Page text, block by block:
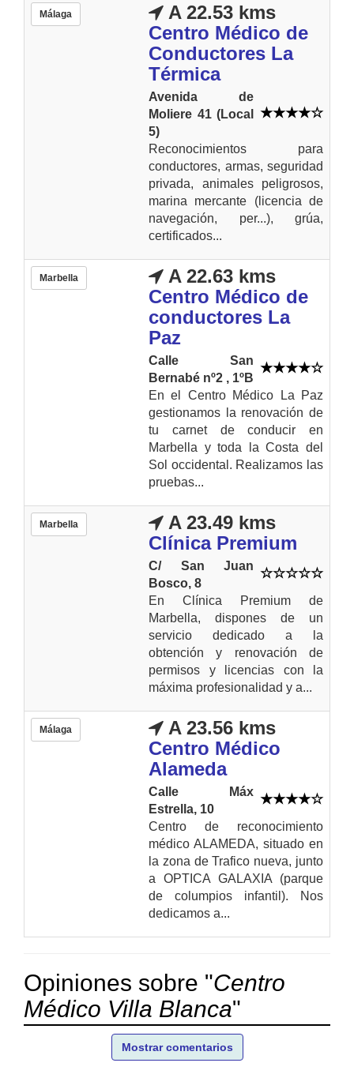
Málaga
A 22.53 kms
Centro Médico de
Conductores La
Térmica
Avenida de
Moliere 41 (Local
5)
Reconocimientos para
conductores, armas, seguridad
privada, animales peligrosos,
marina mercante (licencia de
navegación, per...), grúa,
certificados...
Marbella
A 22.63 kms
Centro Médico de
conductores La
Paz
Calle San
Bernabé nº2 , 1ºB
En el Centro Médico La Paz
gestionamos la renovación de
tu carnet de conducir en
Marbella y toda la Costa del
Sol occidental. Realizamos las
pruebas...
Marbella
A 23.49 kms
Clínica Premium
C/ San Juan
Bosco, 8
En Clínica Premium de
Marbella, dispones de un
servicio dedicado a la
obtención y renovación de
permisos y licencias con la
máxima profesionalidad y a...
Málaga
A 23.56 kms
Centro Médico
Alameda
Calle Máx
Estrella, 10
Centro de reconocimiento
médico ALAMEDA, situado en
la zona de Trafico nueva, junto
a OPTICA GALAXIA (parque
de columpios infantil). Nos
dedicamos a...
Opiniones sobre "Centro
Médico Villa Blanca"
Mostrar comentarios